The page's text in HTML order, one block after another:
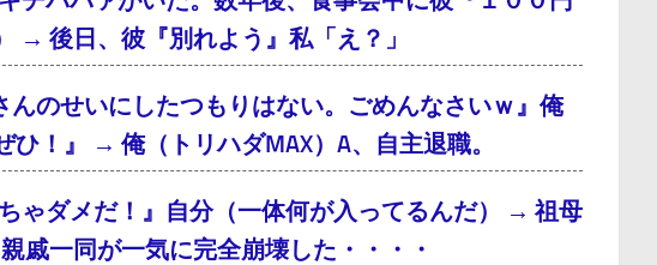
→ 後日、彼『別れよう』私「え？」
のせいにしたつもりはない。ごめんなさいｗ』俺
ひ！』 → 俺（トリハダMAX）A、自主退職。
ゃダメだ！』自分（一体何が入ってるんだ） → 祖母
戚一同が一気に完全崩壊した・・・・